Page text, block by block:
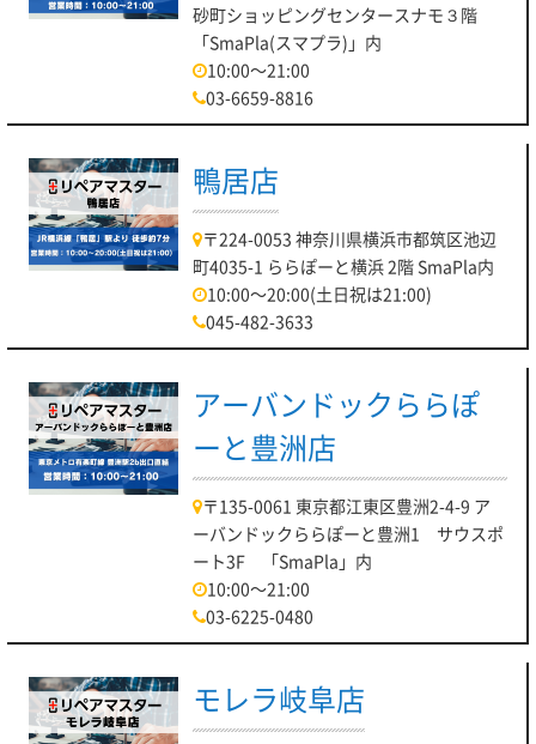
砂町ショッピングセンタースナモ３階
「SmaPla(スマプラ)」内
10:00～21:00
03-6659-8816
鴨居店
〒224-0053 神奈川県横浜市都筑区池辺
町4035-1 ららぽーと横浜 2階 SmaPla内
10:00～20:00(土日祝は21:00)
045-482-3633
アーバンドックららぽ
ーと豊洲店
〒135-0061 東京都江東区豊洲2-4-9 ア
ーバンドックららぽーと豊洲1 サウスポ
ート3F 「SmaPla」内
10:00～21:00
03-6225-0480
モレラ岐阜店